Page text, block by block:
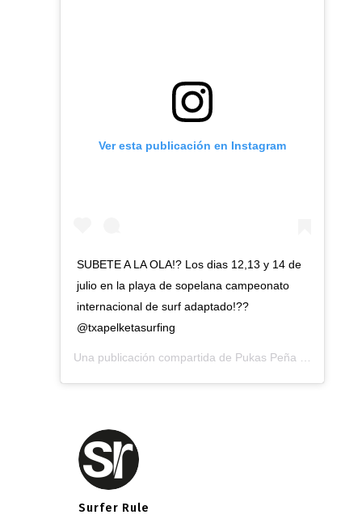
Ver esta publicación en Instagram
SUBETE A LA OLA!? Los dias 12,13 y 14 de
julio en la playa de sopelana campeonato
internacional de surf adaptado!??
@txapelketasurfing
Una publicación compartida de Pukas Peña Txuri Surf Eskola
Surfer Rule